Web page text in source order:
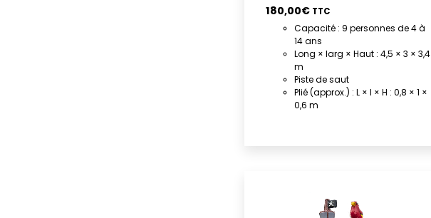
180,00€ TTC
Capacité : 9 personnes de 4 à
14 ans
Long × larg × Haut : 4,5 × 3 × 3,4
m
Piste de saut
Plié (approx.) : L × l × H : 0,8 × 1 ×
0,6 m